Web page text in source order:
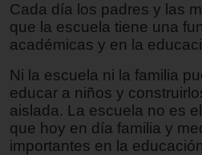
Cada día los padres y las
que la escuela tiene una
académicas y en la
Ni la escuela ni la familia
educar a niños y
aislada. La escuela no es
que hoy en día familia y
importantes en la